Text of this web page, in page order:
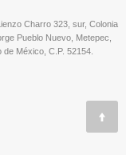
Charro 323, sur, Colonia
Pueblo Nuevo, Metepec,
de México, C.P. 52154.